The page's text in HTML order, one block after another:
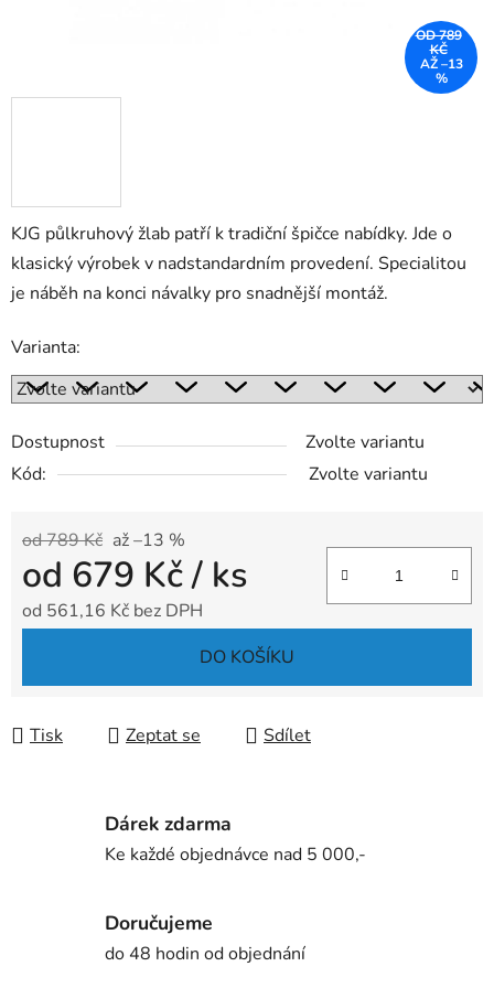
KJG půlkruhový žlab patří k tradiční špičce nabídky. Jde o
klasický výrobek v nadstandardním provedení. Specialitou
je náběh na konci návalky pro snadnější montáž.
Varianta:
Dostupnost
Zvolte variantu
Kód:
Zvolte variantu
od 789 Kč až –13 %
od 679 Kč/ ks
od 561,16 Kč bez DPH
DO KOŠÍKU
Tisk Zeptat se Sdílet
OD 789
KČ
AŽ –13
%
Dárek zdarma
Ke každé objednávce nad 5 000,-
Doručujeme
do 48 hodin od objednání